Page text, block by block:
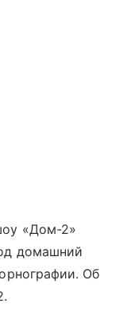
«Дом-2»
домашний
Об